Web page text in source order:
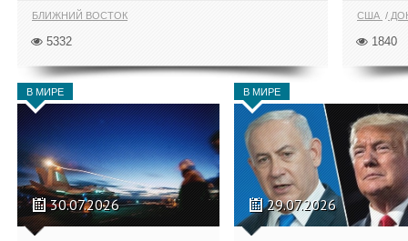
БЛИЖНИЙ ВОСТОК
5332
США
1840
В МИРЕ
30.07.2026
В МИРЕ
29.07.2026